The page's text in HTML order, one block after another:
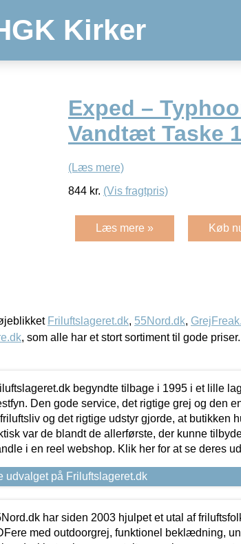
Kirker
Exped –
Vandtæt Taske
(Læs mere)
844 kr. (Vis fragtpris)
Læs mere » Køb
Friluftslageret.dk, 55Nord.dk,
, som alle har et stort sortiment til gode priser.
begyndte tilbage i 1995 i et lille
Den gode service, det rigtige grej og den
og det rigtige udstyr gjorde, at butikken
var de blandt de allerførste, der kunne
i en reel webshop. Klik her for at se deres
udvalget på Friluftslageret.dk
har siden 2003 hjulpet et utal af
med outdoorgrej, funktionel beklædning,